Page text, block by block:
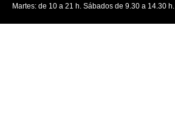
Martes: de 10 a 21 h. Sábados de 9.30 a 14.30 h.